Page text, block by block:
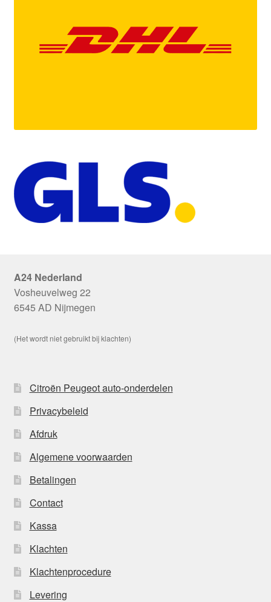
A24 Nederland
Vosheuvelweg 22
6545 AD Nijmegen
(Het wordt niet gebruikt bij klachten)
Citroën Peugeot auto-onderdelen
Privacybeleid
Afdruk
Algemene voorwaarden
Betalingen
Contact
Kassa
Klachten
Klachtenprocedure
Levering